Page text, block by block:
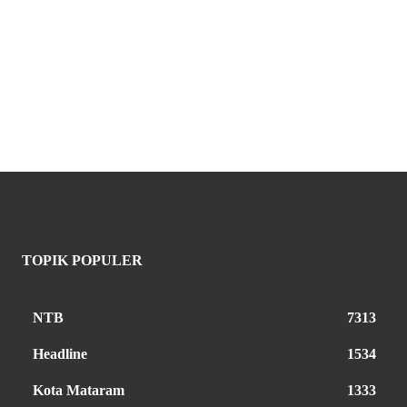
TOPIK POPULER
NTB 7313
Headline 1534
Kota Mataram 1333